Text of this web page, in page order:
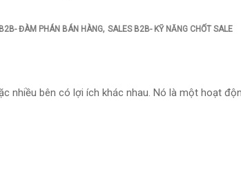
ĐÀM PHÁN BÁN HÀNG, SALES B2B- KỸ NĂNG CHỐT SALE
nhiều bên có lợi ích khác nhau. Nó là một hoạt